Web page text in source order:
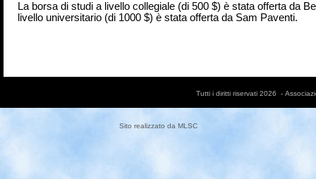
La borsa di studi a livello collegiale (di 500 $) è stata offerta da
livello universitario (di 1000 $) è stata offerta da Sam Paventi.
Tutti i diritti riservati 2026 -
Sito realizzato da MLSC